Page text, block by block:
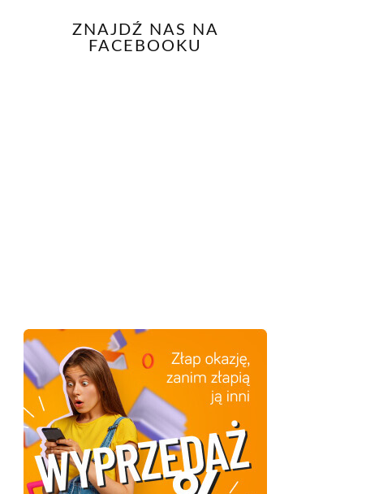
ZNAJDŹ NAS NA
FACEBOOKU